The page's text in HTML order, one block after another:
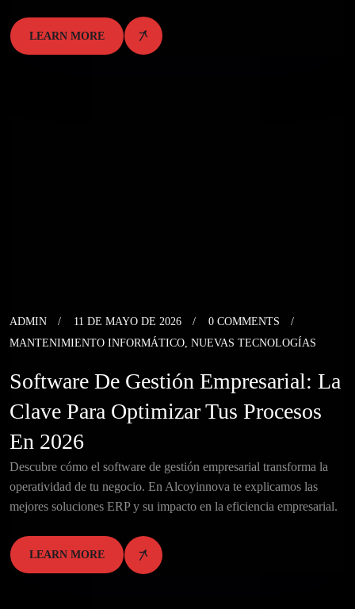
LEARN MORE
ADMIN 11 DE MAYO DE 2026
0 COMMENTS
MANTENIMIENTO INFORMÁTICO NUEVAS TECNOLOGÍAS
Software De Gestión Empresarial: La
Clave Para Optimizar Tus Procesos
En 2026
Descubre cómo el software de gestión empresarial transforma la
operatividad de tu negocio. En Alcoyinnova te explicamos las
mejores soluciones ERP y su impacto en la eficiencia empresarial.
LEARN MORE